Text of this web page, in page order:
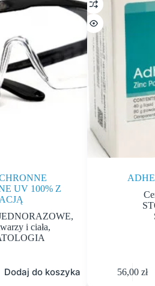
UV 100% Z
,
i ciała,
Dodaj do koszyka 56,00 zł